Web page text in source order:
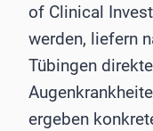
of Clinical
werden, liefern
Tübingen
ergeben